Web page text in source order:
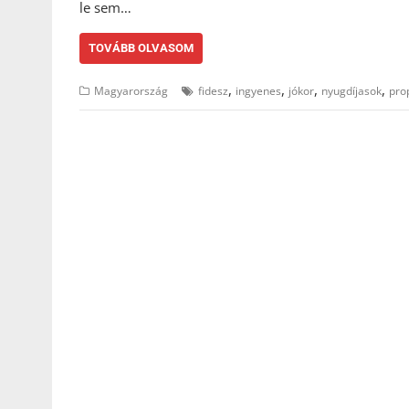
le sem…
TOVÁBB OLVASOM
Magyarország fidesz, ingyenes, jókor, nyugdíjasok,